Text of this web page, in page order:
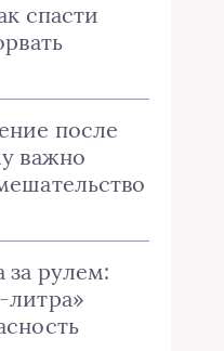
спасти
после
важно
за рулем: